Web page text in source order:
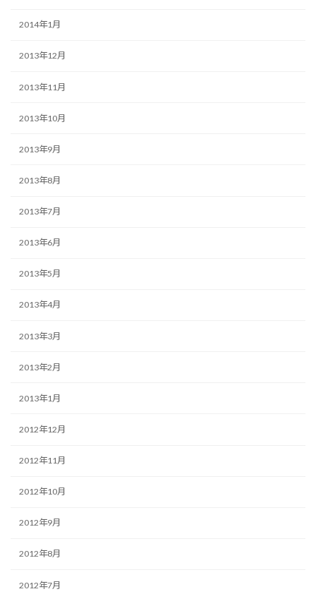
2014年1月
2013年12月
2013年11月
2013年10月
2013年9月
2013年8月
2013年7月
2013年6月
2013年5月
2013年4月
2013年3月
2013年2月
2013年1月
2012年12月
2012年11月
2012年10月
2012年9月
2012年8月
2012年7月